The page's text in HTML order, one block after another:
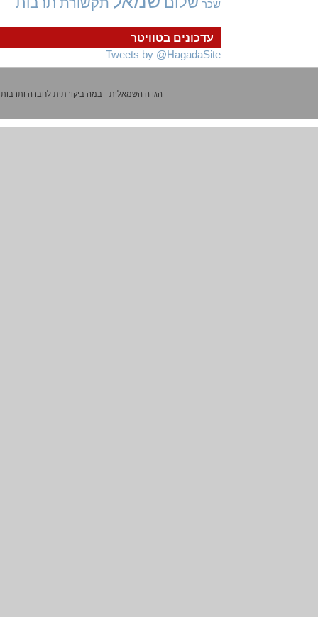
עדכונים בטוויטר
Tweets by @HagadaSite
שכר
הגדה השמאלית - במה ביקורתית לחברה ותרבות